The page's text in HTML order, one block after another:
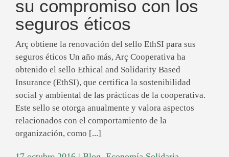
su compromiso con los
seguros éticos
Arç obtiene la renovación del sello EthSI para sus
seguros éticos Un año más, Arç Cooperativa ha
obtenido el sello Ethical and Solidarity Based
Insurance (EthSI), que certifica la sostenibilidad
social y ambiental de las prácticas de la cooperativa.
Este sello se otorga anualmente y valora aspectos
relacionados con el comportamiento de la
organización, como [...]